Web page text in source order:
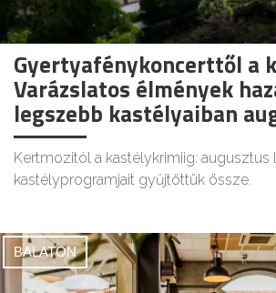
Gyertyafénykoncerttől a
Varázslatos élmények
legszebb kastélyaiban
Kertmozitól a kastélykrimiig: augusztus
kastélyprogramjait gyűjtöttük össze.
BALATON